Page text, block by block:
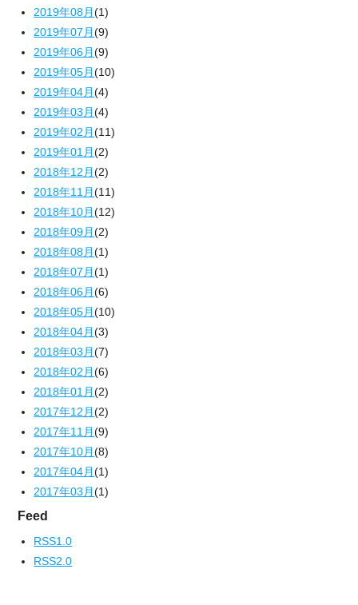
2019年08月(1)
2019年07月(9)
2019年06月(9)
2019年05月(10)
2019年04月(4)
2019年03月(4)
2019年02月(11)
2019年01月(2)
2018年12月(2)
2018年11月(11)
2018年10月(12)
2018年09月(2)
2018年08月(1)
2018年07月(1)
2018年06月(6)
2018年05月(10)
2018年04月(3)
2018年03月(7)
2018年02月(6)
2018年01月(2)
2017年12月(2)
2017年11月(9)
2017年10月(8)
2017年04月(1)
2017年03月(1)
Feed
RSS1.0
RSS2.0